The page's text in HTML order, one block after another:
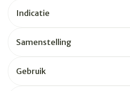
Indicatie
Samenstelling
Gebruik